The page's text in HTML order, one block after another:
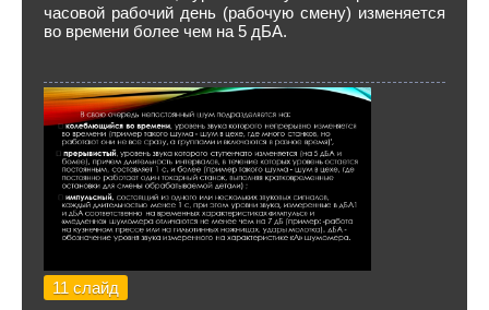
часовой рабочий день (рабочую смену) изменяется
во времени более чем на 5 дБА.
11 слайд